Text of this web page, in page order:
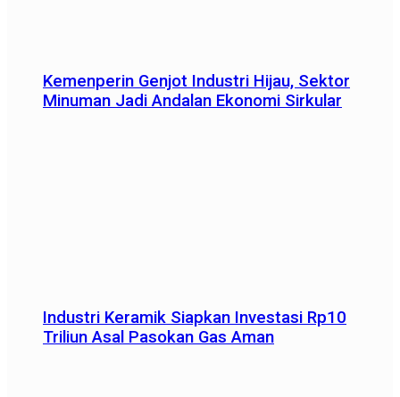
Kemenperin Genjot Industri Hijau, Sektor
Minuman Jadi Andalan Ekonomi Sirkular
Industri Keramik Siapkan Investasi Rp10
Triliun Asal Pasokan Gas Aman